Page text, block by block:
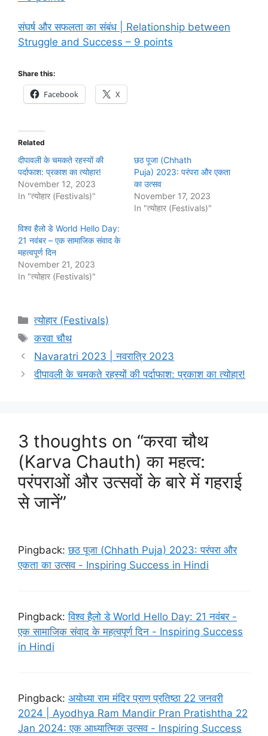
संघर्ष और सफलता का संबंध | Relationship between
Struggle and Success – 9 points
Share this:
Facebook X
Related
दीपावली के चमकते रहस्यों की
पर्दाफाश: प्रकाश का त्योहार!
November 12, 2023
In "त्योहार (Festivals)"
छठ पूजा (Chhath
Puja) 2023: परंपरा और एकता
का उत्सव
November 17, 2023
In "त्योहार (Festivals)"
विश्व हैलो डे World Hello Day:
21 नवंबर – एक सामाजिक संवाद के
महत्वपूर्ण दिन
November 21, 2023
In "त्योहार (Festivals)"
Categories
त्योहार (Festivals)
Tags
करवा चौथ
Navaratri 2023 | नवरात्रि 2023
दीपावली के चमकते रहस्यों की पर्दाफाश: प्रकाश का त्योहार!
3 thoughts on “करवा चौथ
(Karva Chauth) का महत्व:
परंपराओं और उत्सवों के बारे में गहराई
से जानें”
Pingback:छठ पूजा (Chhath Puja) 2023: परंपरा और
एकता का उत्सव - Inspiring Success in Hindi
Pingback:विश्व हैलो डे World Hello Day: 21 नवंबर -
एक सामाजिक संवाद के महत्वपूर्ण दिन - Inspiring Success
in Hindi
Pingback: अयोध्या राम मंदिर प्राण प्रतिष्ठा 22 जनवरी
2024 | Ayodhya Ram Mandir Pran Pratishtha 22
Jan 2024: एक आध्यात्मिक उत्सव - Inspiring Success